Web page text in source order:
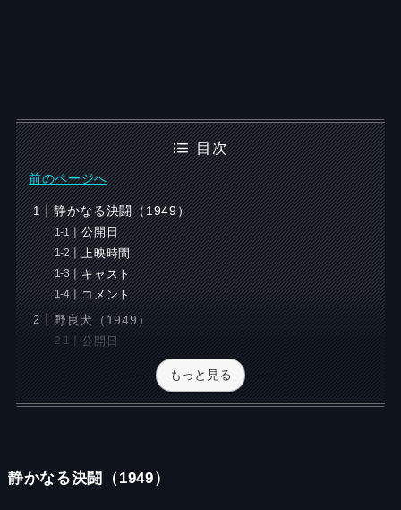
目次
前のページへ
静かなる決闘（1949）
公開日
上映時間
キャスト
コメント
野良犬（1949）
公開日
もっと見る
静かなる決闘（1949）